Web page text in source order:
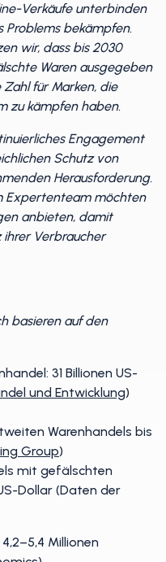
Verkäufe unterbinden
Problems bekämpfen.
wir, dass bis 2030
Waren ausgegeben
für Marken, die
zu kämpfen haben.
Engagement
Schutz von
Herausforderung.
Expertenteam möchten
anbieten, damit
ihrer Verbraucher
basieren auf den
31 Billionen US-
und Entwicklung)
Warenhandels bis
Group)
mit gefälschten
Dollar (Daten der
Millionen